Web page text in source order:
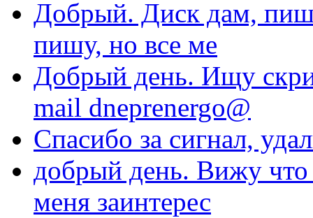
Добрый. Диск дам,
пишу, но все ме
Добрый день. Ищу
mail dneprenergo@
Спасибо за сигнал,
добрый день. Вижу
меня заинтерес